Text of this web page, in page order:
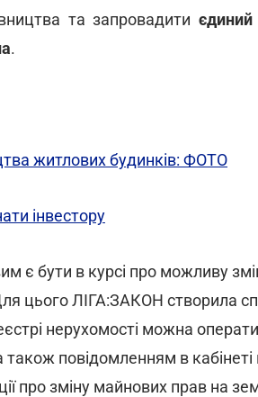
та запровадити
.
житлових будинків: ФОТО
інвестору
є бути в курсі про можливу
цього ЛІГА:ЗАКОН створила
нерухомості можна
повідомленням в
про зміну майнових прав на